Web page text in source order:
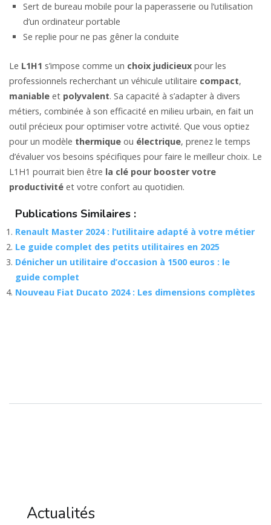
Sert de bureau mobile pour la paperasserie ou l’utilisation
d’un ordinateur portable
Se replie pour ne pas gêner la conduite
Le L1H1 s’impose comme un choix judicieux pour les
professionnels recherchant un véhicule utilitaire compact,
maniable et polyvalent. Sa capacité à s’adapter à divers
métiers, combinée à son efficacité en milieu urbain, en fait un
outil précieux pour optimiser votre activité. Que vous optiez
pour un modèle thermique ou électrique, prenez le temps
d’évaluer vos besoins spécifiques pour faire le meilleur choix. Le
L1H1 pourrait bien être la clé pour booster votre
productivité et votre confort au quotidien.
Publications Similaires :
Renault Master 2024 : l’utilitaire adapté à votre métier
Le guide complet des petits utilitaires en 2025
Dénicher un utilitaire d’occasion à 1500 euros : le
guide complet
Nouveau Fiat Ducato 2024 : Les dimensions complètes
Actualités